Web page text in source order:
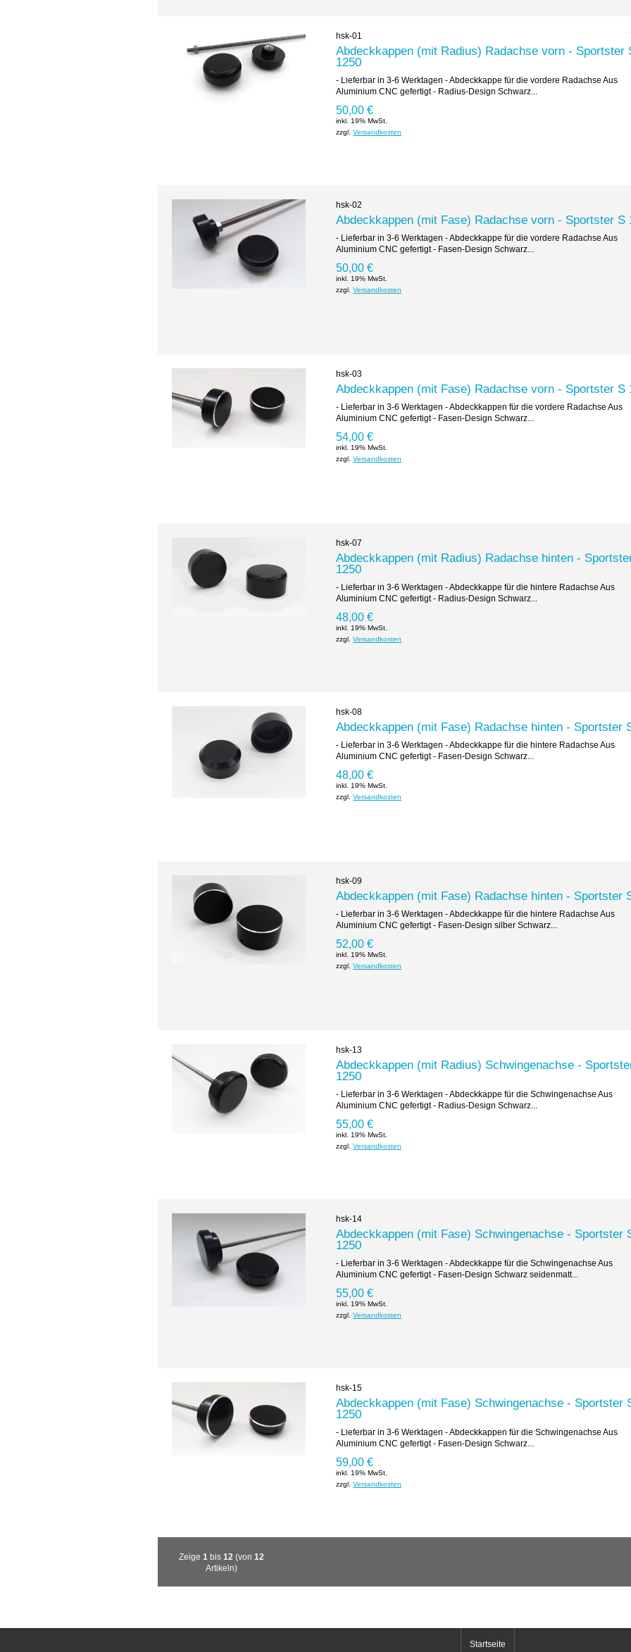
hsk-01
Abdeckkappen (mit Radius) Radachse vorn - Sportster
1250
- Lieferbar in 3-6 Werktagen - Abdeckkappe für die vordere Radachse Aus
Aluminium CNC gefertigt - Radius-Design Schwarz...
50,00 €
inkl. 19% MwSt.
zzgl.Versandkosten
hsk-02
Abdeckkappen (mit Fase) Radachse vorn - Sportster S
- Lieferbar in 3-6 Werktagen - Abdeckkappe für die vordere Radachse Aus
Aluminium CNC gefertigt - Fasen-Design Schwarz...
50,00 €
inkl. 19% MwSt.
zzgl.Versandkosten
hsk-03
Abdeckkappen (mit Fase) Radachse vorn - Sportster S
- Lieferbar in 3-6 Werktagen - Abdeckkappen für die vordere Radachse Aus
Aluminium CNC gefertigt - Fasen-Design Schwarz...
54,00 €
inkl. 19% MwSt.
zzgl.Versandkosten
hsk-07
Abdeckkappen (mit Radius) Radachse hinten -
1250
- Lieferbar in 3-6 Werktagen - Abdeckkappe für die hintere Radachse Aus
Aluminium CNC gefertigt - Radius-Design Schwarz...
48,00 €
inkl. 19% MwSt.
zzgl.Versandkosten
hsk-08
Abdeckkappen (mit Fase) Radachse hinten - Sportster
- Lieferbar in 3-6 Werktagen - Abdeckkappe für die hintere Radachse Aus
Aluminium CNC gefertigt - Fasen-Design Schwarz...
48,00 €
inkl. 19% MwSt.
zzgl.Versandkosten
hsk-09
Abdeckkappen (mit Fase) Radachse hinten - Sportster
- Lieferbar in 3-6 Werktagen - Abdeckkappe für die hintere Radachse Aus
Aluminium CNC gefertigt - Fasen-Design silber Schwarz...
52,00 €
inkl. 19% MwSt.
zzgl.Versandkosten
hsk-13
Abdeckkappen (mit Radius) Schwingenachse -
1250
- Lieferbar in 3-6 Werktagen - Abdeckkappe für die Schwingenachse Aus
Aluminium CNC gefertigt - Radius-Design Schwarz...
55,00 €
inkl. 19% MwSt.
zzgl.Versandkosten
hsk-14
Abdeckkappen (mit Fase) Schwingenachse - Sportster
1250
- Lieferbar in 3-6 Werktagen - Abdeckkappe für die Schwingenachse Aus
Aluminium CNC gefertigt - Fasen-Design Schwarz seidenmatt...
55,00 €
inkl. 19% MwSt.
zzgl.Versandkosten
hsk-15
Abdeckkappen (mit Fase) Schwingenachse - Sportster
1250
- Lieferbar in 3-6 Werktagen - Abdeckkappen für die Schwingenachse Aus
Aluminium CNC gefertigt - Fasen-Design Schwarz...
59,00 €
inkl. 19% MwSt.
zzgl.Versandkosten
Zeige 1 bis 12 (von 12
Artikeln)
Startseite